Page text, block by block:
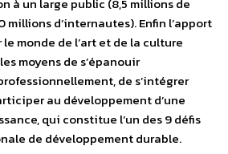
à un large public (8,5 millions de
millions d’internautes). Enfin l’apport
monde de l’art et de la culture
moyens de s’épanouir
de s’intégrer
au développement d’une
qui constitue l’un des 9 défis
de développement durable.